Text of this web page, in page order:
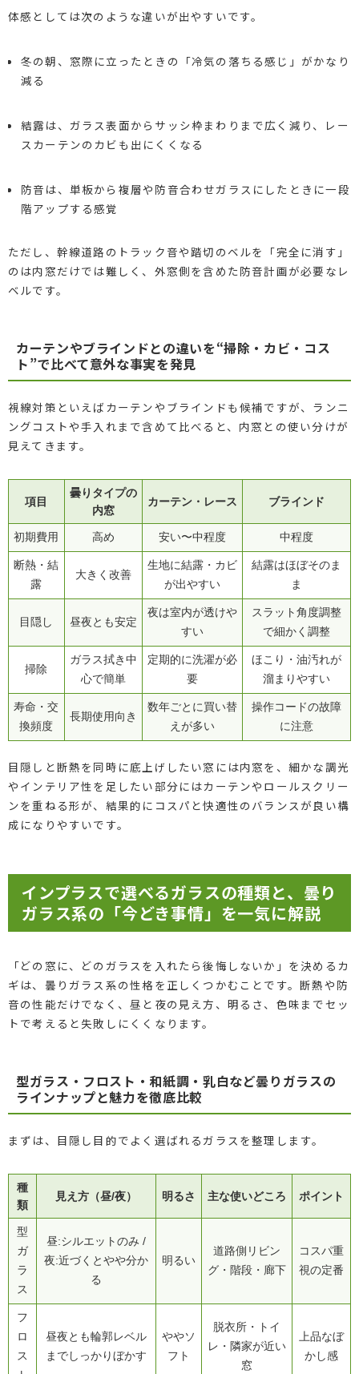
体感としては次のような違いが出やすいです。
冬の朝、窓際に立ったときの「冷気の落ちる感じ」がかなり
減る
結露は、ガラス表面からサッシ枠まわりまで広く減り、レー
スカーテンのカビも出にくくなる
防音は、単板から複層や防音合わせガラスにしたときに一段
階アップする感覚
ただし、幹線道路のトラック音や踏切のベルを「完全に消す」
のは内窓だけでは難しく、外窓側を含めた防音計画が必要なレ
ベルです。
カーテンやブラインドとの違いを“掃除・カビ・コス
ト”で比べて意外な事実を発見
視線対策といえばカーテンやブラインドも候補ですが、ランニ
ングコストや手入れまで含めて比べると、内窓との使い分けが
見えてきます。
項目
曇りタイプの
内窓
カーテン・レース ブラインド
初期費用 高め 安い〜中程度 中程度
断熱・結
露
大きく改善
生地に結露・カビ
が出やすい
結露はほぼそのま
ま
目隠し 昼夜とも安定
夜は室内が透けや
すい
スラット角度調整
で細かく調整
掃除
ガラス拭き中
心で簡単
定期的に洗濯が必
要
ほこり・油汚れが
溜まりやすい
寿命・交
換頻度
長期使用向き
数年ごとに買い替
えが多い
操作コードの故障
に注意
目隠しと断熱を同時に底上げしたい窓には内窓を、細かな調光
やインテリア性を足したい部分にはカーテンやロールスクリー
ンを重ねる形が、結果的にコスパと快適性のバランスが良い構
成になりやすいです。
インプラスで選べるガラスの種類と、曇り
ガラス系の「今どき事情」を一気に解説
「どの窓に、どのガラスを入れたら後悔しないか」を決めるカ
ギは、曇りガラス系の性格を正しくつかむことです。断熱や防
音の性能だけでなく、昼と夜の見え方、明るさ、色味までセッ
トで考えると失敗しにくくなります。
型ガラス・フロスト・和紙調・乳白など曇りガラスの
ラインナップと魅力を徹底比較
まずは、目隠し目的でよく選ばれるガラスを整理します。
種
類
見え方（昼/夜） 明るさ 主な使いどころ ポイント
型
ガ
ラ
ス
昼:シルエットのみ /
夜:近づくとやや分か
る
明るい
道路側リビン
グ・階段・廊下
コスパ重
視の定番
フ
ロ
ス
昼夜とも輪郭レベル
までしっかりぼかす
ややソ
フト
脱衣所・トイ
レ・隣家が近い
窓
上品なぼ
かし感